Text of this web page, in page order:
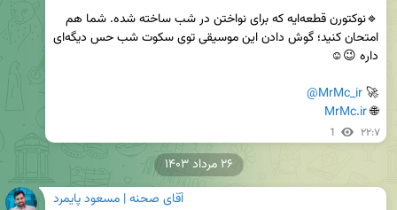
🚀
@MrMc_ir
🌐
MrMc.ir
1 ۲۲:۷
آقای صحنه | مسعود پایمرد
۲۶ مرداد ۱۴۰۳